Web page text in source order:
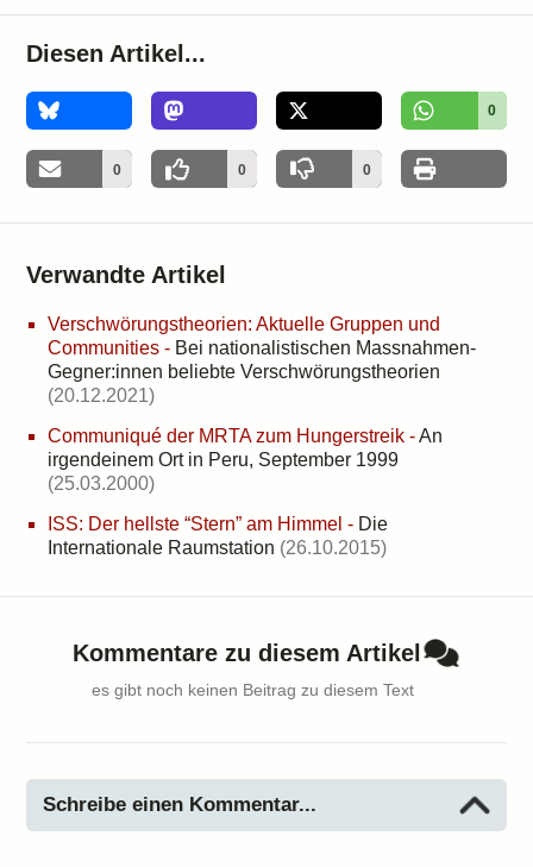
Diesen Artikel...
0
0 0 0
Verwandte Artikel
Verschwörungstheorien: Aktuelle Gruppen und
Communities - Bei nationalistischen Massnahmen-
Gegner:innen beliebte Verschwörungstheorien
(20.12.2021)
Communiqué der MRTA zum Hungerstreik -An
irgendeinem Ort in Peru, September 1999
(25.03.2000)
ISS: Der hellste “Stern” am Himmel - Die
Internationale Raumstation (26.10.2015)
Kommentare zu diesem Artikel
es gibt noch keinen Beitrag zu diesem Text
Schreibe einen Kommentar...